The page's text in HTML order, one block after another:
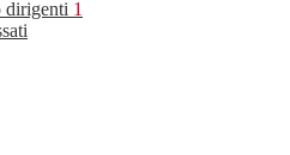
dirigenti 1